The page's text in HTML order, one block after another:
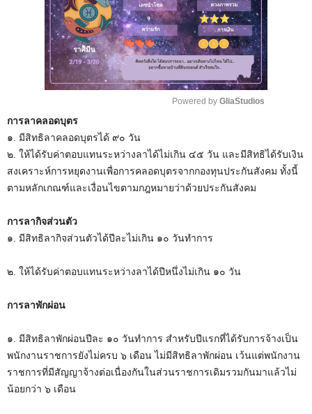
e
Powered by GliaStudios
การลาคลอดบุตร
๑. มีสิทธิลาคลอดบุตรได้ ๙๐ วัน
๒. ให้ได้รับค่าตอบแทนระหว่างลาได้ไม่เกิน ๔๕ วัน และมีสิทธิได้รับเงิน
สงเคราะห์การหยุดงานเพื่อการคลอดบุตรจากกองทุนประกันสังคม ทั้งนี้
ตามหลักเกณฑ์และเงื่อนไขตามกฎหมายว่าด้วยประกันสังคม
การลากิจส่วนตัว
๑. มีสิทธิลากิจส่วนตัวได้ปีละไม่เกิน ๑๐ วันทำการ
๒. ให้ได้รับค่าตอบแทนระหว่างลาได้ปีหนึ่งไม่เกิน ๑๐ วัน
การลาพักผ่อน
๑. มีสิทธิลาพักผ่อนปีละ ๑๐ วันทำการ สำหรับปีแรกที่ได้รับการจ้างเป็น
พนักงานราชการยังไม่ครบ ๖ เดือน ไม่มีสิทธิลาพักผ่อน เว้นแต่พนักงาน
ราชการที่มีสัญญาจ้างต่อเนื่องกันในส่วนราชการเดิมรวมกันมาแล้วไม่
น้อยกว่า ๖ เดือน